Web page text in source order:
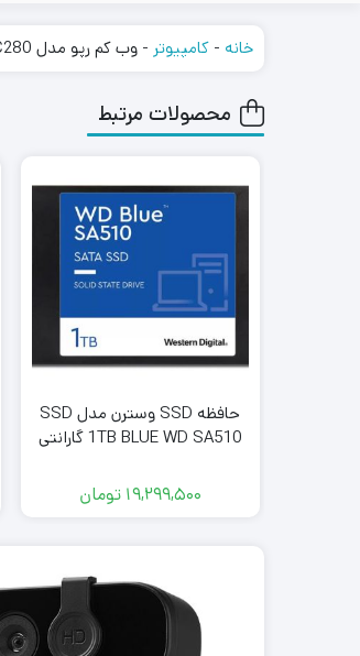
خانه - کامپیوتر - وب کم رپو مدل Rapoo C280
محصولات مرتبط
حافظه SSD وسترن مدل SSD
1TB BLUE WD SA510 گارانتی
19,299,500 تومان